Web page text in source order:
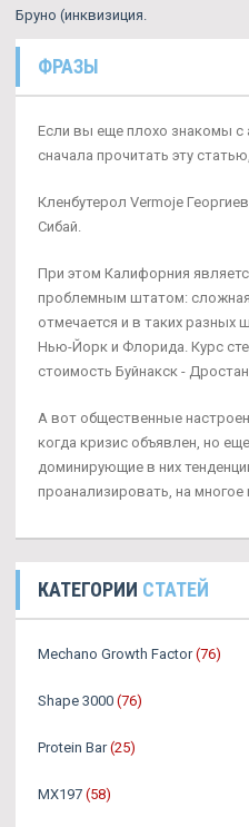
Бруно (инквизиция.
ФРАЗЫ
Если вы еще плохо знакомы с
сначала прочитать эту
Кленбутерол Vermoje
Сибай.
При этом Калифорния
проблемным штатом: сложная
отмечается и в таких разных
Нью-Йорк и Флорида. Курс
стоимость Буйнакск -
А вот общественные
когда кризис объявлен, но
доминирующие в них
проанализировать, на многое
КАТЕГОРИИ СТАТЕЙ
Mechano Growth Factor (76)
Shape 3000 (76)
Protein Bar (25)
MX197 (58)